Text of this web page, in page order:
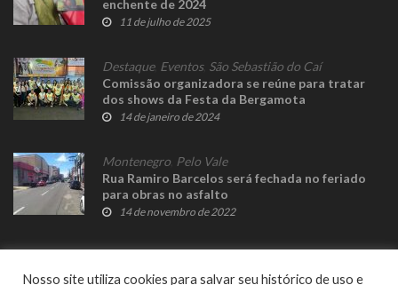
enchente de 2024
11 de julho de 2025
Destaque, Eventos, São Sebastião do Caí
Comissão organizadora se reúne para tratar
dos shows da Festa da Bergamota
14 de janeiro de 2024
Montenegro Pelo Vale
Rua Ramiro Barcelos será fechada no feriado
para obras no asfalto
14 de novembro de 2022
Nosso site utiliza cookies para salvar seu histórico de uso e